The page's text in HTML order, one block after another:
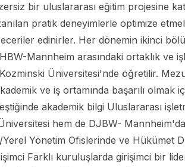
bir uluslararası eğitim projesine
pratik deneyimlerle optimize
edinirler. Her dönemin ikinci
Mannheim arasındaki ortaklık ve
Üniversitesi'nde öğretilir.
ve iş ortamında başarılı olmak
akademik bilgi Uluslararası
hem de DJBW-
Yönetim Ofislerinde ve Hükümet
Farklı kuruluşlarda girişimci bir